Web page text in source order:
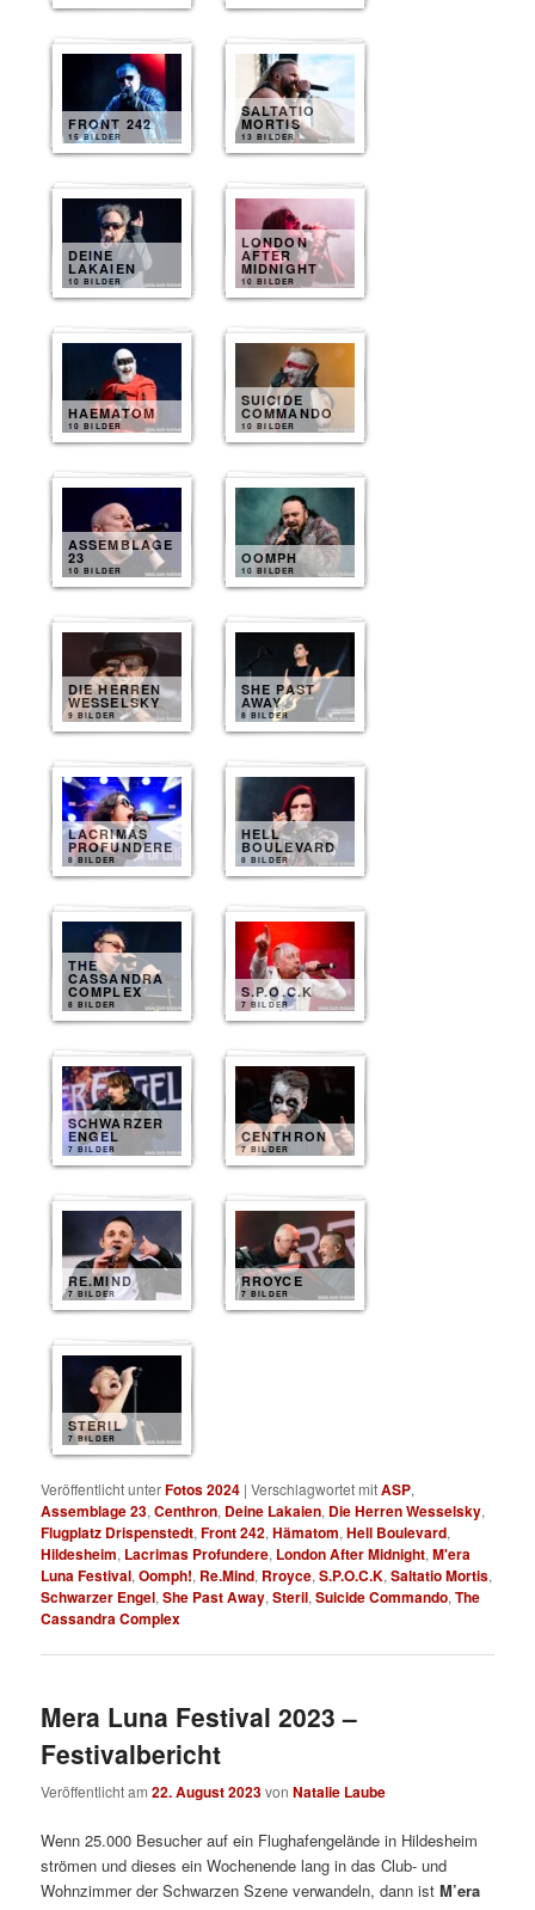
FRONT 242
15 BILDER
SALTATIO
MORTIS
13 BILDER
DEINE
LAKAIEN
10 BILDER
LONDON
AFTER
MIDNIGHT
10 BILDER
HAEMATOM
10 BILDER
SUICIDE
COMMANDO
10 BILDER
ASSEMBLAGE
23
10 BILDER
OOMPH
10 BILDER
DIE HERREN
WESSELSKY
9 BILDER
SHE PAST
AWAY
8 BILDER
LACRIMAS
PROFUNDERE
8 BILDER
HELL
BOULEVARD
8 BILDER
THE
CASSANDRA
COMPLEX
8 BILDER
S.P.O.C.K
7 BILDER
SCHWARZER
ENGEL
7 BILDER
CENTHRON
7 BILDER
RE.MIND
7 BILDER
RROYCE
7 BILDER
STERIL
7 BILDER
Veröffentlicht unterFotos 2024 |Verschlagwortet mitASP,
Assemblage 23,Centhron, Deine Lakaien, Die Herren Wesselsky,
Flugplatz Drispenstedt,Front 242,Hämatom,Hell Boulevard,
Hildesheim, Lacrimas Profundere, London After Midnight,M'era
Luna Festival,Oomph!, Re.Mind, Rroyce,S.P.O.C.K,Saltatio Mortis,
Schwarzer Engel,She Past Away,Steril,Suicide Commando,The
Cassandra Complex
Mera Luna Festival 2023 –
Festivalbericht
Veröffentlicht am22. August 2023vonNatalie Laube
Wenn 25.000 Besucher auf ein Flughafengelände in Hildesheim
strömen und dieses ein Wochenende lang in das Club- und
Wohnzimmer der Schwarzen Szene verwandeln, dann istM’era